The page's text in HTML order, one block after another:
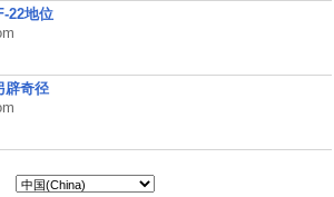
22地位
辟奇径